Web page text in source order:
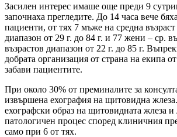
Засилен интерес имаше още преди 9
започнаха прегледите. До 14 часа вече
пациенти, от тях 7 мъже на средна възраст
диапазон от 29 г. до 84 г. и 77 жени – ср.
възрастов диапазон от 22 г. до 85 г.
добрата организация от страна на екипа
забави пациентите.
При около 30% от преминалите за
извършена ехография на щитовидна
ехографски образ на щитовидната жлеза и
патологичен процес според клиничния
само при 6 от тях.